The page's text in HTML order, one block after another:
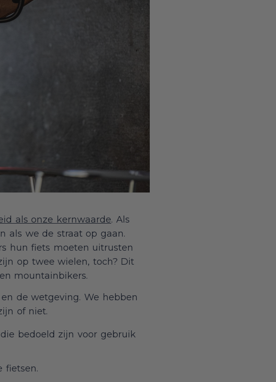
als onze kernwaarde. Als
als we de straat op gaan.
hun fiets moeten uitrusten
op twee wielen, toch? Dit
mountainbikers.
de wetgeving. We hebben
of niet.
bedoeld zijn voor gebruik
fietsen.